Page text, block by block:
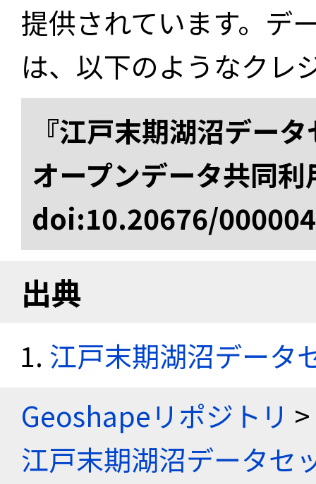
提供されています。デ
は、以下のようなクレ
『江戸末期湖沼デー
オープンデータ共同
doi:10.20676/
出典
江戸末期湖沼データ
Geoshapeリポジトリ >
江戸末期湖沼データセ